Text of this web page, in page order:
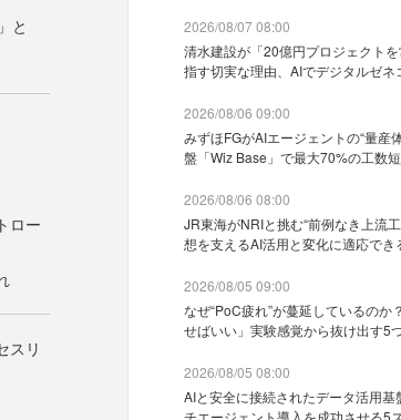
と
ロー
スリ
2026/08/07 08:00
清水建設が「20億円プロジェクト
指す切実な理由、AIでデジタルゼネ
2026/08/06 09:00
みずほFGがAIエージェントの“量
盤「Wiz Base」で最大70%の工数
2026/08/06 08:00
JR東海がNRIと挑む“前例なき上流
想を支えるAI活用と変化に適応でき
2026/08/05 09:00
なぜ“PoC疲れ”が蔓延しているの
せばいい」実験感覚から抜け出す5
2026/08/05 08:00
AIと安全に接続されたデータ活用
チエージェント導入を成功させる5